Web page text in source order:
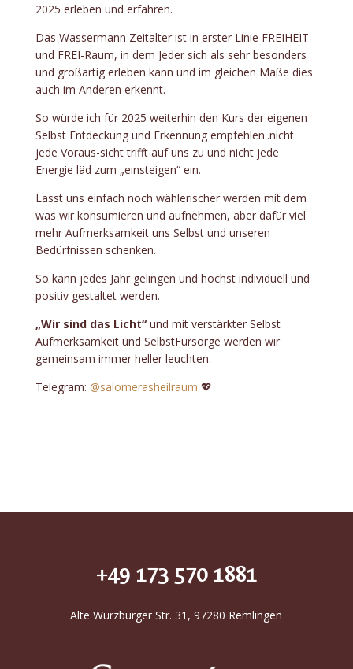
2025 erleben und erfahren.
Das Wassermann Zeitalter ist in erster Linie FREIHEIT
und FREI-Raum, in dem Jeder sich als sehr besonders
und großartig erleben kann und im gleichen Maße dies
auch im Anderen erkennt.
So würde ich für 2025 weiterhin den Kurs der eigenen
Selbst Entdeckung und Erkennung empfehlen..nicht
jede Voraus-sicht trifft auf uns zu und nicht jede
Energie läd zum „einsteigen“ ein.
Lasst uns einfach noch wählerischer werden mit dem
was wir konsumieren und aufnehmen, aber dafür viel
mehr Aufmerksamkeit uns Selbst und unseren
Bedürfnissen schenken.
So kann jedes Jahr gelingen und höchst individuell und
positiv gestaltet werden.
„Wir sind das Licht“und mit verstärkter Selbst
Aufmerksamkeit und SelbstFürsorge werden wir
gemeinsam immer heller leuchten.
Telegram: @salomerasheilraum 💖
+49 173 570 1881
Alte Würzburger Str. 31, 97280 Remlingen